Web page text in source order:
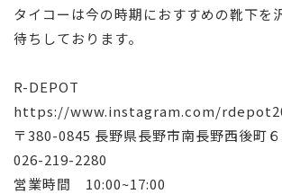
タイコーは今の時期におすすめの靴下を
待ちしております。
R-DEPOT
https://www.instagram.com/
〒380-0845 長野県長野市南長野西後町
026-219-2280
営業時間 10:00~17:00